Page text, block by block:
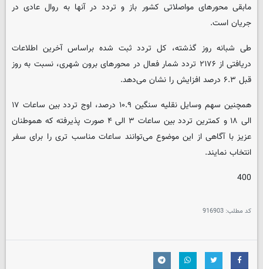
مابقی محورهای مواصلاتی کشور باز و تردد در آنها به ‌روال عادی در
جریان است.
طی شبانه ‌روز گذشته، کل تردد ثبت ‌شده براساس آخرین اطلاعات
دریافتی از ۲۱۷۶ تردد شمار فعال در محورهای برون‌ شهری، نسبت به روز
قبل ۶.۳ درصد افزایش را نشان می‌دهد.
همچنین سهم وسایل نقلیه سنگین ۱۰.۹ درصد، اوج تردد بین ساعات ۱۷
الی ۱۸ و کمترین تردد بین ساعات ۳ الی ۴ صورت پذیرفته که هموطنان
عزیز با آگاهی از این موضوع می‌توانند ساعات مناسب ‌تری را برای سفر
انتخاب نمایند.
400
کد مطلب: 916903